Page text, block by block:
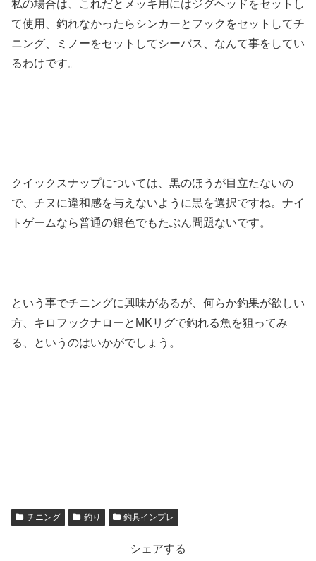
私の場合は、これだとメッキ用にはジグヘッドをセットし
て使用、釣れなかったらシンカーとフックをセットしてチ
ニング、ミノーをセットしてシーバス、なんて事をしてい
るわけです。
クイックスナップについては、黒のほうが目立たないの
で、チヌに違和感を与えないように黒を選択ですね。ナイ
トゲームなら普通の銀色でもたぶん問題ないです。
という事でチニングに興味があるが、何らか釣果が欲しい
方、キロフックナローとMKリグで釣れる魚を狙ってみ
る、というのはいかがでしょう。
チニング 釣り 釣具インプレ
シェアする